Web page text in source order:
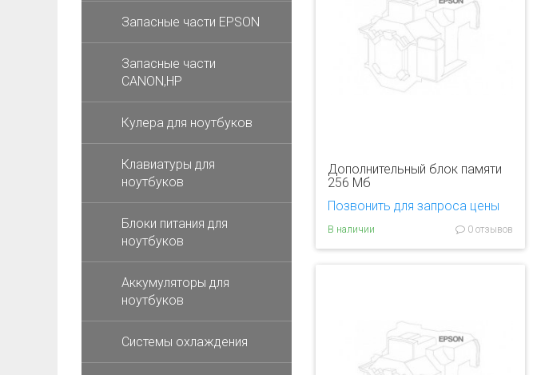
Дополнительный блок памяти
256 Мб
Позвонить для запроса цены
В наличии 0 отзывов
Запасные части EPSON
Запасные части
CANON,HP
Кулера для ноутбуков
Клавиатуры для
ноутбуков
Блоки питания для
ноутбуков
Аккумуляторы для
ноутбуков
Системы охлаждения